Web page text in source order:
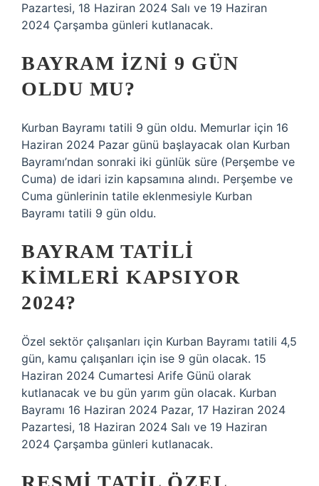
Pazartesi, 18 Haziran 2024 Salı ve 19 Haziran
2024 Çarşamba günleri kutlanacak.
BAYRAM IZNI 9 GÜN
OLDU MU?
Kurban Bayramı tatili 9 gün oldu. Memurlar için 16
Haziran 2024 Pazar günü başlayacak olan Kurban
Bayramı’ndan sonraki iki günlük süre (Perşembe ve
Cuma) de idari izin kapsamına alındı. Perşembe ve
Cuma günlerinin tatile eklenmesiyle Kurban
Bayramı tatili 9 gün oldu.
BAYRAM TATILI
KIMLERI KAPSIYOR
2024?
Özel sektör çalışanları için Kurban Bayramı tatili 4,5
gün, kamu çalışanları için ise 9 gün olacak. 15
Haziran 2024 Cumartesi Arife Günü olarak
kutlanacak ve bu gün yarım gün olacak. Kurban
Bayramı 16 Haziran 2024 Pazar, 17 Haziran 2024
Pazartesi, 18 Haziran 2024 Salı ve 19 Haziran
2024 Çarşamba günleri kutlanacak.